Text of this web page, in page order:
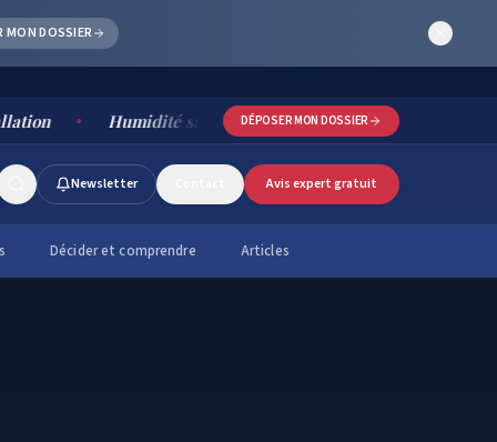
MON DOSSIER
Humidité salle de bain : causes, risques et solutions
DÉPOSER MON DOSSIER
Newsletter Avis expert gratuit
Décider et comprendre Articles